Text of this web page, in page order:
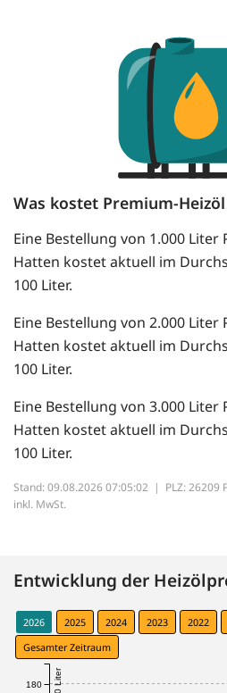
Was kostet Premium-
Eine Bestellung von 1.000 Liter
Hatten kostet aktuell im
100 Liter.
Eine Bestellung von 2.000 Liter
Hatten kostet aktuell im
100 Liter.
Eine Bestellung von 3.000 Liter
Hatten kostet aktuell im
100 Liter.
Stand: 09.08.2026 07:05:02 | PLZ: 26209
inkl. MwSt.
Entwicklung der
2026 2025 2024 2023 2022
Gesamter Zeitraum
180